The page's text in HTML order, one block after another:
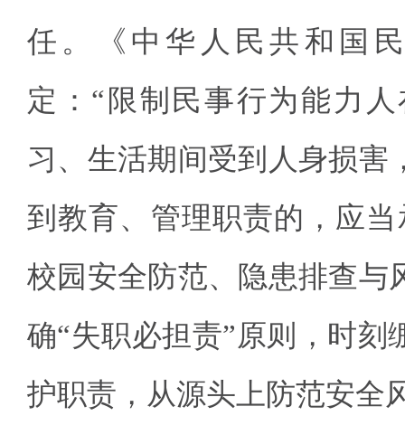
任。《中华人民共和国
定：“限制民事行为能力
习、生活期间受到人身损害
到教育、管理职责的，应
校园安全防范、隐患排查与
确“失职必担责”原则，时
护职责，从源头上防范安全